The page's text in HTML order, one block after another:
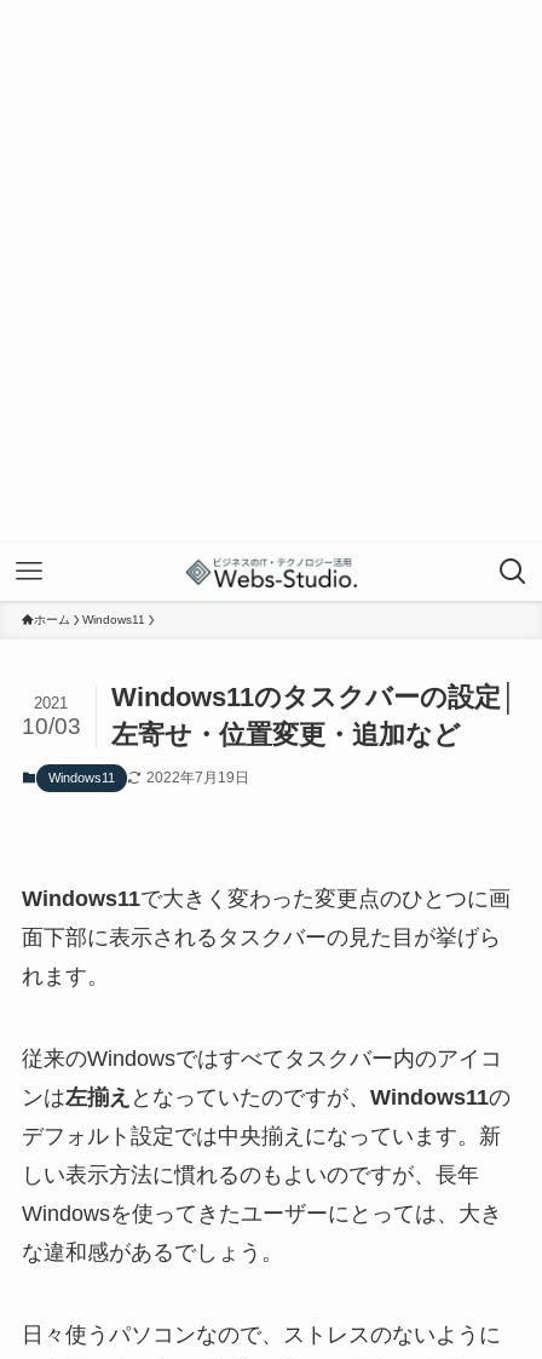
ホーム Windows11
Windows11のタスクバーの設定│
左寄せ・位置変更・追加など
2021
10/03
Windows11 2022年7月19日
Windows11で大きく変わった変更点のひとつに画
面下部に表示されるタスクバーの見た目が挙げら
れます。
従来のWindowsではすべてタスクバー内のアイコ
ンは左揃え となっていたのですが、 Windows11の
デフォルト設定では中央揃えになっています。新
しい表示方法に慣れるのもよいのですが、長年
Windowsを使ってきたユーザーにとっては、大き
な違和感があるでしょう。
日々使うパソコンなので、ストレスのないように